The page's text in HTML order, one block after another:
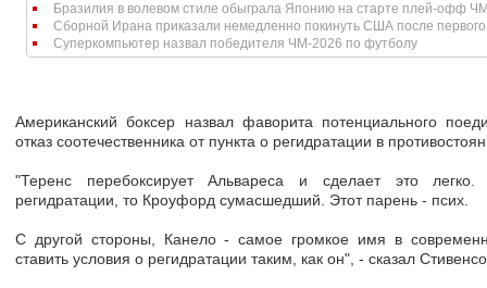
Бразилия в волевом стиле обыграла Японию на старте плей-офф
Сборной Ирана приказали немедленно покинуть США после
Суперкомпьютер назвал победителя ЧМ-2026 по футболу
Американский боксер назвал фаворита потенциального
отказ соотечественника от пункта о регидратации в
"Теренс перебоксирует Альвареса и сделает это
регидратации, то Кроуфорд сумасшедший. Этот парень - псих.
С другой стороны, Канело - самое громкое имя в
ставить условия о регидратации таким, как он", - сказал